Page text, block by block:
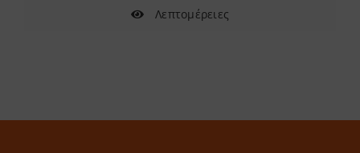
Λεπτομέρειες